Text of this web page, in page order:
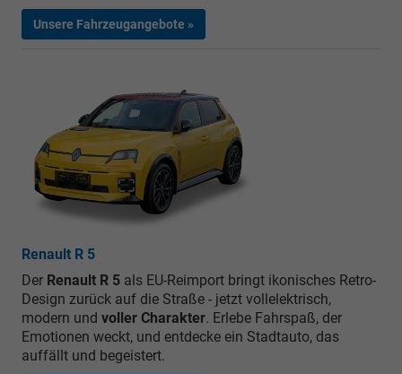
Unsere Fahrzeugangebote »
Renault R 5
Der Renault R 5 als EU-Reimport bringt ikonisches Retro-
Design zurück auf die Straße - jetzt vollelektrisch,
modern und voller Charakter. Erlebe Fahrspaß, der
Emotionen weckt, und entdecke ein Stadtauto, das
auffällt und begeistert.